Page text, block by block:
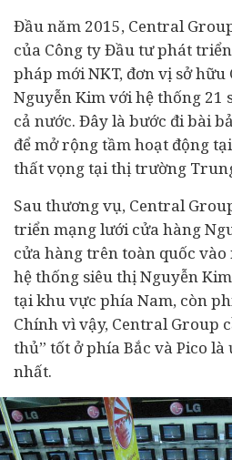
Đầu năm 2015, Central
của Công ty Đầu tư phát
pháp mới NKT, đơn vị sở
Nguyễn Kim với hệ thống 21
cả nước. Đây là bước đi bài
để mở rộng tầm hoạt động
thất vọng tại thị trường
Sau thương vụ, Central
triển mạng lưới cửa hàng
cửa hàng trên toàn quốc
hệ thống siêu thị Nguyễn
tại khu vực phía Nam, còn
Chính vì vậy, Central Group
thủ” tốt ở phía Bắc và Pico
nhất.